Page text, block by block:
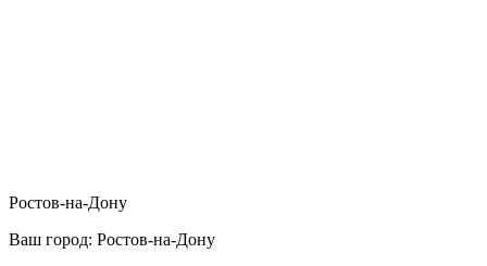
Ростов-на-Дону
Ваш город: Ростов-на-Дону